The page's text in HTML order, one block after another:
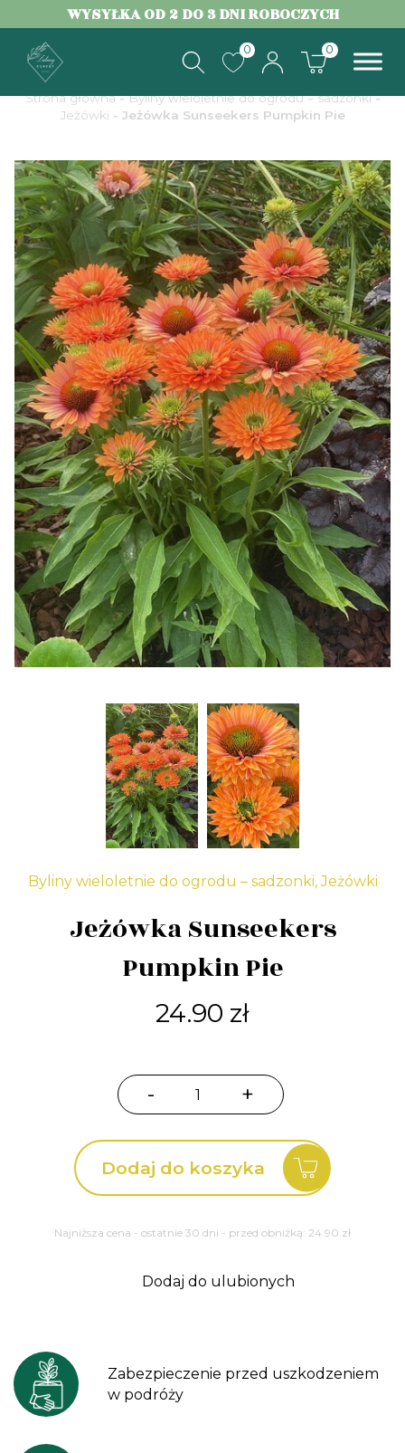
WYSYŁKA OD 2 DO 3 DNI ROBOCZYCH
0 0
Strona główna-Byliny wieloletnie do ogrodu – sadzonki-
Jeżówki - Jeżówka Sunseekers Pumpkin Pie
Byliny wieloletnie do ogrodu – sadzonki,Jeżówki
Jeżówka Sunseekers
Pumpkin Pie
24.90 zł
-
ilość
Sunseekers
Pumpkin
+
Dodaj do koszyka
Najniższa cena - ostatnie 30 dni - przed obniżką: 24.90 zł
Dodaj do ulubionych
Zabezpieczenie przed uszkodzeniem
w podróży